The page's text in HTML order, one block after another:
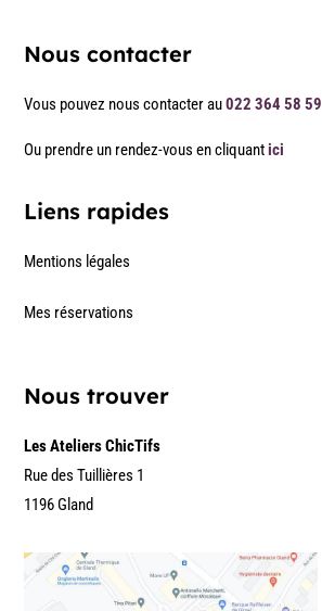
Nous contacter
Vous pouvez nous contacter au022 364 58 59
Ou prendre un rendez-vous en cliquantici
Liens rapides
Mentions légales
Mes réservations
Nous trouver
Les Ateliers ChicTifs
Rue des Tuillières 1
1196 Gland